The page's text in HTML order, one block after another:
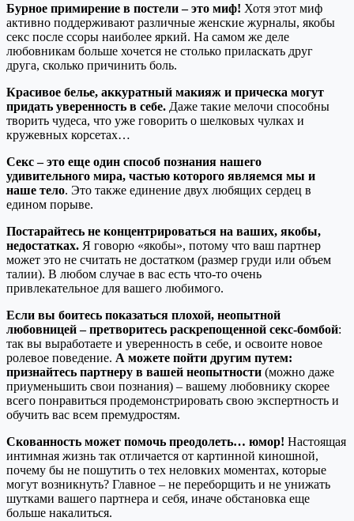
Бурное примирение в постели – это миф! Хотя этот миф
активно поддерживают различные женские журналы, якобы
секс после ссоры наиболее яркий. На самом же деле
любовникам больше хочется не столько приласкать друг
друга, сколько причинить боль.
Красивое белье, аккуратный макияж и прическа могут
придать уверенность в себе. Даже такие мелочи способны
творить чудеса, что уже говорить о шелковых чулках и
кружевных корсетах…
Секс – это еще один способ познания нашего
удивительного мира, частью которого являемся мы и
наше тело. Это также единение двух любящих сердец в
едином порыве.
Постарайтесь не концентрироваться на ваших, якобы,
недостатках. Я говорю «якобы», потому что ваш партнер
может это не считать не достатком (размер груди или объем
талии). В любом случае в вас есть что-то очень
привлекательное для вашего любимого.
Если вы боитесь показаться плохой, неопытной
любовницей – претворитесь раскрепощенной секс-бомбой:
так вы выработаете и уверенность в себе, и освоите новое
ролевое поведение. А можете пойти другим путем:
признайтесь партнеру в вашей неопытности (можно даже
приуменьшить свои познания) – вашему любовнику скорее
всего понравиться продемонстрировать свою экспертность и
обучить вас всем премудростям.
Скованность может помочь преодолеть… юмор! Настоящая
интимная жизнь так отличается от картинной киношной,
почему бы не пошутить о тех неловких моментах, которые
могут возникнуть? Главное – не переборщить и не унижать
шутками вашего партнера и себя, иначе обстановка еще
больше накалиться.